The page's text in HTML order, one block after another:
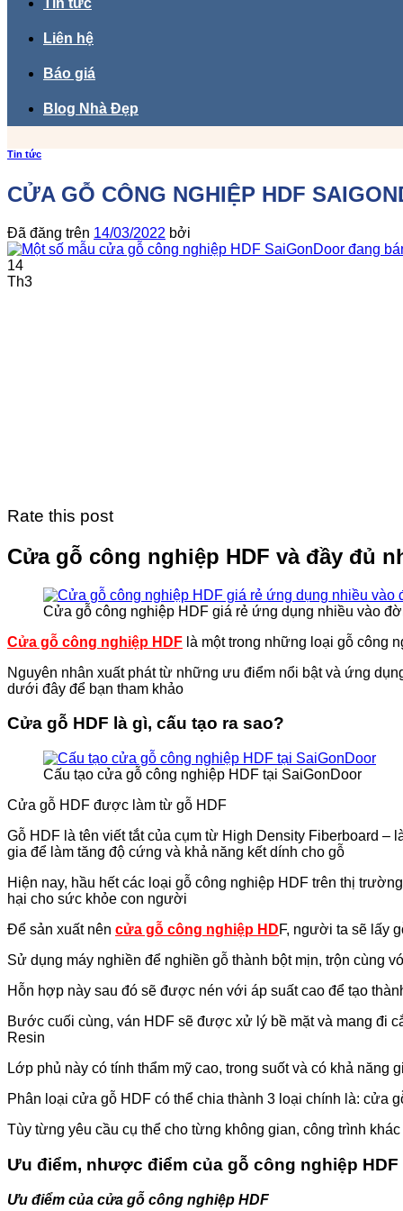
Tin tức
Liên hệ
Báo giá
Blog Nhà Đẹp
Tin tức
CỬA GỖ CÔNG NGHIỆP HDF
Đã đăng trên 14/03/2022 bởi
14
Th3
Rate this post
Cửa gỗ công nghiệp HDF và đầy đủ
Cửa gỗ công nghiệp HDF giá rẻ ứng dụng nhiều vào
Cửa gỗ công nghiệp HDF là một trong những loại gỗ công
Nguyên nhân xuất phát từ những ưu điểm nổi bật và ứng
dưới đây để bạn tham khảo
Cửa gỗ HDF là gì, cấu tạo ra sao?
Cấu tạo cửa gỗ công nghiệp HDF tại SaiGonDoor
Cửa gỗ HDF được làm từ gỗ HDF
Gỗ HDF là tên viết tắt của cụm từ High Density Fiberboard –
gia để làm tăng độ cứng và khả năng kết dính cho gỗ
Hiện nay, hầu hết các loại gỗ công nghiệp HDF trên thị
hại cho sức khỏe con người
Để sản xuất nên cửa gỗ công nghiệp HDF, người ta sẽ lấy
Sử dụng máy nghiền để nghiền gỗ thành bột mịn, trộn cùng
Hỗn hợp này sau đó sẽ được nén với áp suất cao để tạo
Bước cuối cùng, ván HDF sẽ được xử lý bề mặt và mang đi
Resin
Lớp phủ này có tính thẩm mỹ cao, trong suốt và có khả
Phân loại cửa gỗ HDF có thể chia thành 3 loại chính là: cửa
Tùy từng yêu cầu cụ thể cho từng không gian, công trình
Ưu điểm, nhược điểm của gỗ công nghiệp HDF
Ưu điểm của cửa gỗ công nghiệp HDF